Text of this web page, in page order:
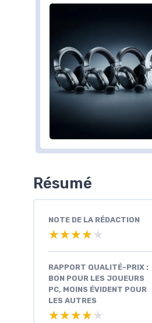
Résumé
NOTE DE LA RÉDACTION
★★★★★
★★★★★
RAPPORT QUALITÉ-PRIX :
BON POUR LES JOUEURS
PC, MOINS ÉVIDENT POUR
LES AUTRES
★★★★★
★★★★★